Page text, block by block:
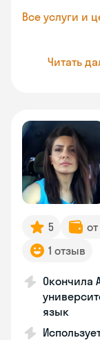
Все услуги и
Читать
5
1 отзыв
Окончила
язык